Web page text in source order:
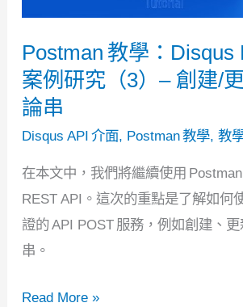
Postman 教學：Disqus
案例研究（3）– 創建/
論串
Disqus API 介面, Postman 教學, 教
在本文中，我們將繼續使用
REST API。這次的重點是了解如何
證的 API POST 服務，例如創建、
串。
Postman
Read More »